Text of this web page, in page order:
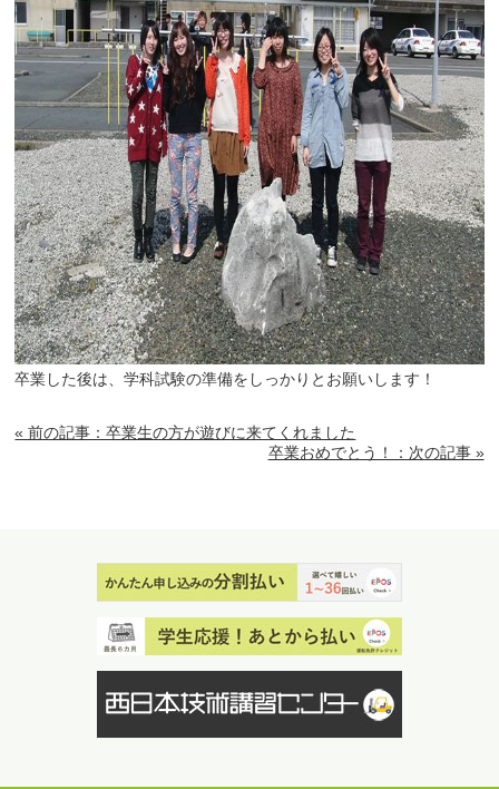
卒業した後は、学科試験の準備をしっかりとお願いします！
« 前の記事：卒業生の方が遊びに来てくれました
卒業おめでとう！：次の記事 »